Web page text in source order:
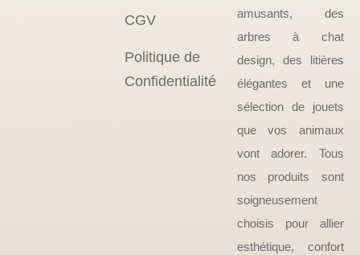
CGV
Politique de
Confidentialité
amusants, des
arbres à chat
design, des litières
élégantes et une
sélection de jouets
que vos animaux
vont adorer. Tous
nos produits sont
soigneusement
choisis pour allier
esthétique, confort